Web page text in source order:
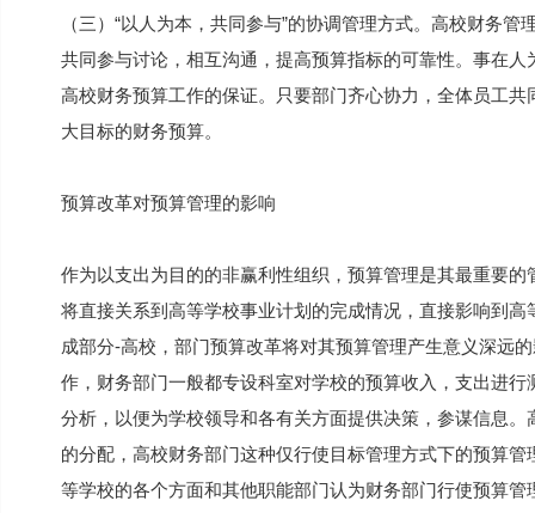
（三）“以人为本，共同参与”的协调管理方式。高校财务
共同参与讨论，相互沟通，提高预算指标的可靠性。事在
高校财务预算工作的保证。只要部门齐心协力，全体员工
大目标的财务预算。
预算改革对预算管理的影响
作为以支出为目的的非赢利性组织，预算管理是其最重要
将直接关系到高等学校事业计划的完成情况，直接影响到
成部分-高校，部门预算改革将对其预算管理产生意义深远
作，财务部门一般都专设科室对学校的预算收入，支出进
分析，以便为学校领导和各有关方面提供决策，参谋信息
的分配，高校财务部门这种仅行使目标管理方式下的预算
等学校的各个方面和其他职能部门认为财务部门行使预算